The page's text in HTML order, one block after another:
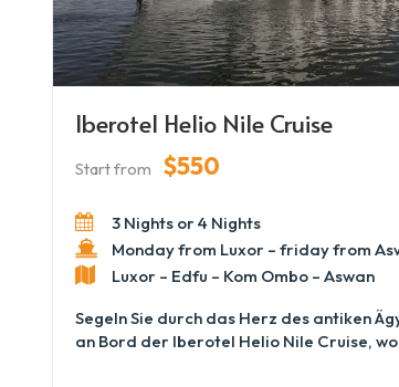
Iberotel Helio Nile Cruise
Start from $550
3 Nights or 4 Nights
Monday from Luxor – friday from
Luxor – Edfu – Kom Ombo – Aswan
Segeln Sie durch das Herz des antiken
an Bord der Iberotel Helio Nile Cruise, wo